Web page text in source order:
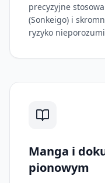
precyzyjne
(Sonkeigo) i
ryzyko
Manga i
pionowym